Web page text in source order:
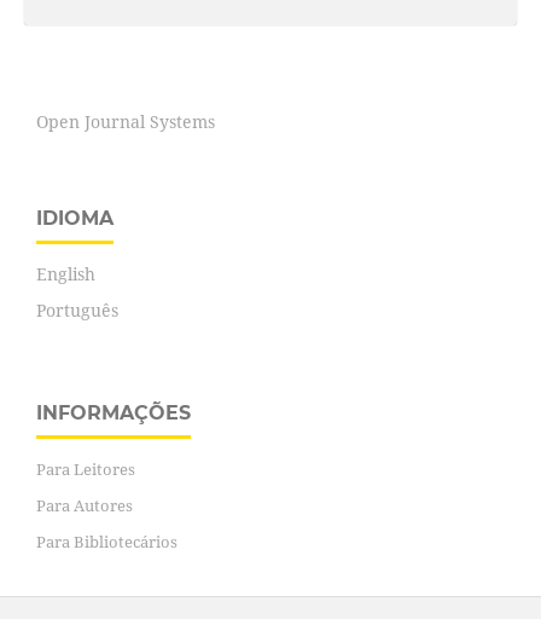
Open Journal Systems
IDIOMA
English
Português
INFORMAÇÕES
Para Leitores
Para Autores
Para Bibliotecários